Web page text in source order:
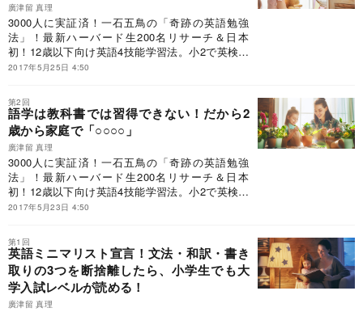
廣津留 真理
3000人に実証済！一石五鳥の「奇跡の英語勉強
法」！最新ハーバード生200名リサーチ＆日本
初！12歳以下向け英語4技能学習法。小2で英検準
2級合格！地方公立からハーバード合格！ 2020年
2017年5月25日 4:50
第2回
語学は教科書では習得できない！だから2
歳から家庭で「○○○○」
廣津留 真理
3000人に実証済！一石五鳥の「奇跡の英語勉強
法」！最新ハーバード生200名リサーチ＆日本
初！12歳以下向け英語4技能学習法。小2で英検準
2級合格！地方公立からハーバード合格！ 2020年
2017年5月23日 4:50
第1回
英語ミニマリスト宣言！文法・和訳・書き
取りの3つを断捨離したら、小学生でも大
学入試レベルが読める！
廣津留 真理